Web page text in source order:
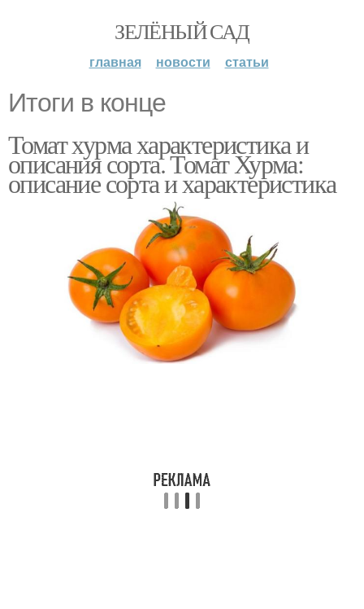
ЗЕЛЁНЫЙ САД
главная новости статьи
Итоги в конце
Томат хурма характеристика и
описания сорта. Томат Хурма:
описание сорта и характеристика